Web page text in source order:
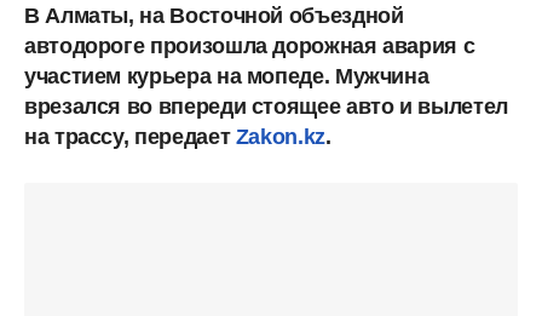
В Алматы, на Восточной объездной
автодороге произошла дорожная авария с
участием курьера на мопеде. Мужчина
врезался во впереди стоящее авто и вылетел
на трассу, передает Zakon.kz.